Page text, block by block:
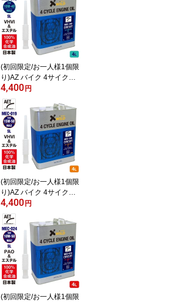
(初回限定/お一人様1個限
り)AZ バイク 4サイクル
エンジンオイル 4L [VHVI
+エステル] 10W-40/MA2/
100%化学合成油/SL 【M
EC-018 CIRCUIT AET】
10W40 2輪用 エンジンオ
イル 4Tオイル 4ストオイ
ル 4ストエンジンオイル
バイクオイル
4,400 円
(初回限定/お一人様1個限
り)AZ バイク 4サイクル
エンジンオイル 4L [VHVI
+エステル] 15W-50/MA2/
100%化学合成油/SL 【M
EC-019 CIRCUIT AET】
15W50 2輪用 エンジンオ
イル 4Tオイル 4ストオイ
ル 4ストエンジンオイル
バイクオイル
4,400 円
(初回限定/お一人様1個限